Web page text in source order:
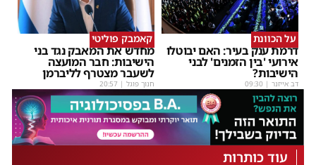
על הכוונת
דרמת ענק בעיר: האם יבוטלו
אירועי 'בין הזמנים' לבני
הישיבות?
דב אייזנר |
09:30
קאמבק פוליטי
מחדש את המאבק נגד בני
הישיבות: חבר המועצה
לשעבר מצטרף לליברמן
חנוך פוגל |
20:57
עוד כותרות